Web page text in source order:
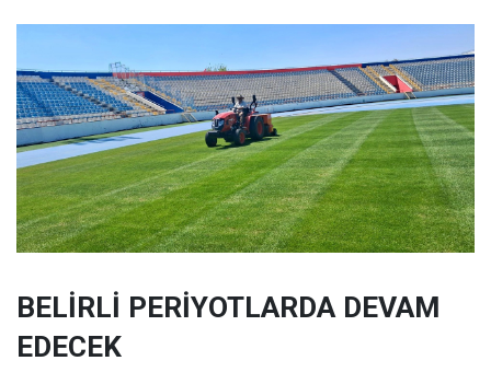
BELİRLİ PERİYOTLARDA DEVAM
EDECEK